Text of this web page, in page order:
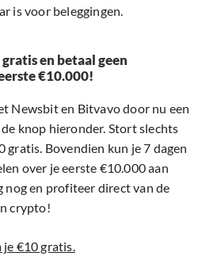
is voor beleggingen.
en betaal geen
€10.000!
Newsbit en Bitvavo door nu een
knop hieronder. Stort slechts
Bovendien kun je 7 dagen
over je eerste €10.000 aan
nog en profiteer direct van de
crypto!
je €10 gratis.